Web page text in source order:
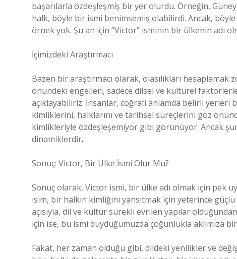
başarılarla özdeşleşmiş bir yer olurdu. Örneğin,
halk, böyle bir ismi benimsemiş olabilirdi. Ancak,
örnek yok. Şu an için “Victor” isminin bir ülkenin adı
İçimizdeki Araştırmacı
Bazen bir araştırmacı olarak, olasılıkları
önündeki engelleri, sadece dilsel ve kültürel
açıklayabiliriz. İnsanlar, coğrafi anlamda belirli
kimliklerini, halklarını ve tarihsel süreçlerini göz
kimlikleriyle özdeşleşemiyor gibi görünüyor. Ancak
dinamiklerdir.
Sonuç: Victor, Bir Ülke İsmi Olur Mu?
Sonuç olarak, Victor ismi, bir ülke adı olmak için pek
isim, bir halkın kimliğini yansıtmak için yeterince
açısıyla, dil ve kültür sürekli evrilen yapılar
için ise, bu ismi duyduğumuzda çoğunlukla aklımıza
Fakat, her zaman olduğu gibi, dildeki yenilikler ve